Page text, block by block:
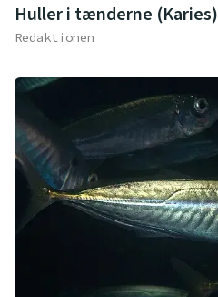
Huller i tænderne (Karies)
Redaktionen